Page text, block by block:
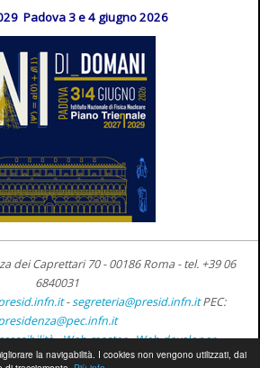
la navigabilità. I cookies non vengono utilizzati, dai
Padova 3 e 4 giugno 2026
dei Caprettari 70 - 00186 Roma -tel. +39 06
6840031
-segreteria@presid.infn.it PEC:
-Web master-Web developer